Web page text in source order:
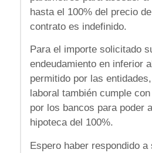
hasta el 100% del precio
contrato es indefinido.
Para el importe solicitado
endeudamiento en inferior
permitido por las
laboral también cumple
por los bancos para poder
hipoteca del 100%.
Espero haber respondido a